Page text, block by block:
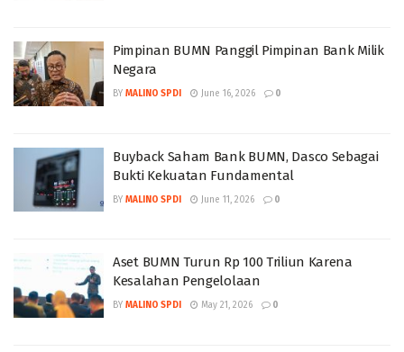
Pimpinan BUMN Panggil Pimpinan Bank Milik
Negara
BY MALINO SPDI June 16, 2026 0
Buyback Saham Bank BUMN, Dasco Sebagai
Bukti Kekuatan Fundamental
BY MALINO SPDI June 11, 2026 0
Aset BUMN Turun Rp 100 Triliun Karena
Kesalahan Pengelolaan
BY MALINO SPDI May 21, 2026 0